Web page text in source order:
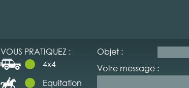
VOUS PRATIQUEZ :
4x4
Equitation
Objet :
Votre message :